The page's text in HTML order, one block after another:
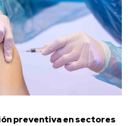
preventiva en sectores